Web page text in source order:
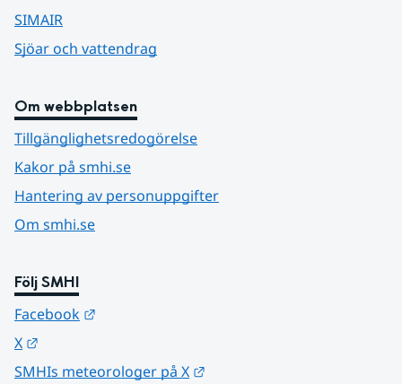
SIMAIR
Sjöar och vattendrag
Om webbplatsen
Tillgänglighetsredogörelse
Kakor på smhi.se
Hantering av personuppgifter
Om smhi.se
Följ SMHI
Facebook
X
SMHIs meteorologer på X